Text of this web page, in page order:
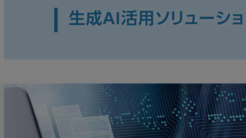
生成AI活用ソリューシ